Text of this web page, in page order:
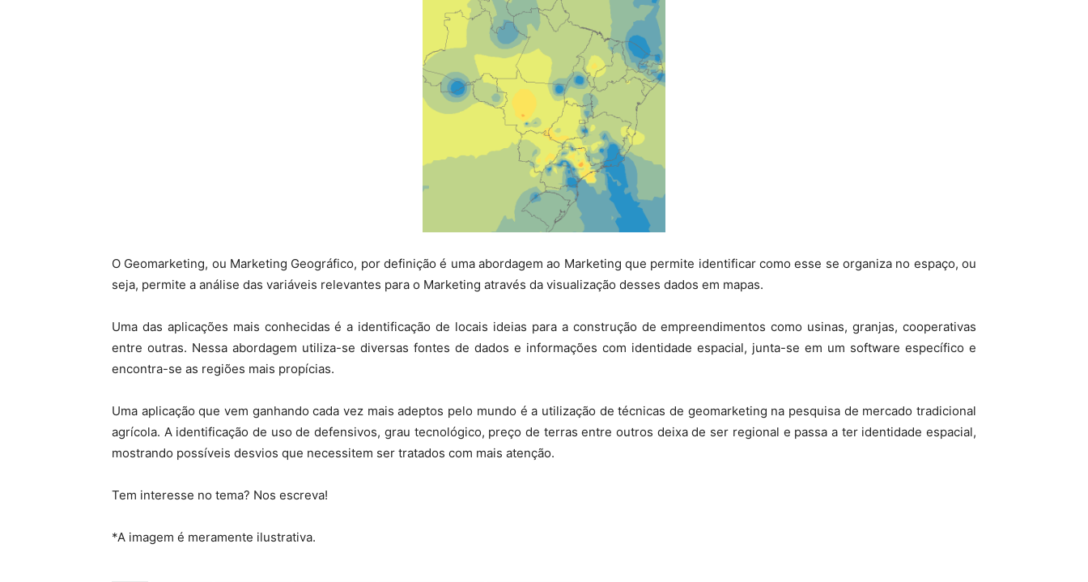
O Geomarketing, ou Marketing Geográfico, por definição é uma abordagem ao Marketing que permite identificar como esse se organiza no espaço, ou
seja, permite a análise das variáveis relevantes para o Marketing através da visualização desses dados em mapas.
Uma das aplicações mais conhecidas é a identificação de locais ideias para a construção de empreendimentos como usinas, granjas, cooperativas
entre outras. Nessa abordagem utiliza-se diversas fontes de dados e informações com identidade espacial, junta-se em um software específico e
encontra-se as regiões mais propícias.
Uma aplicação que vem ganhando cada vez mais adeptos pelo mundo é a utilização de técnicas de geomarketing na pesquisa de mercado tradicional
agrícola. A identificação de uso de defensivos, grau tecnológico, preço de terras entre outros deixa de ser regional e passa a ter identidade espacial,
mostrando possíveis desvios que necessitem ser tratados com mais atenção.
Tem interesse no tema? Nos escreva!
*A imagem é meramente ilustrativa.